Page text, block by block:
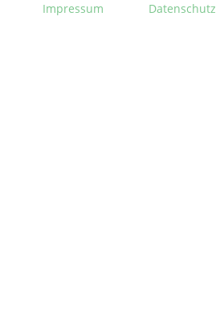
Impressum
Datenschutz